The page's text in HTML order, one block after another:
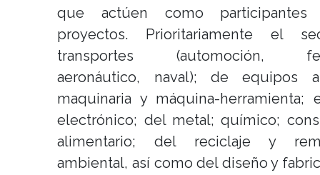
que actúen como
proyectos. Prioritariamente el
transportes (automoción,
aeronáutico, naval); de equipos
maquinaria y máquina-herramienta;
electrónico; del metal; químico;
alimentario; del reciclaje y
ambiental, así como del diseño y